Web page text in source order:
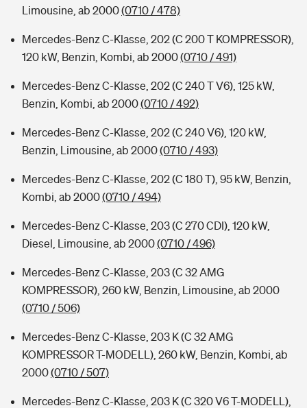
Limousine, ab 2000(0710 / 478)
Mercedes-Benz C-Klasse, 202 (C 200 T KOMPRESSOR),
120 kW, Benzin, Kombi, ab 2000(0710 / 491)
Mercedes-Benz C-Klasse, 202 (C 240 T V6), 125 kW,
Benzin, Kombi, ab 2000(0710 / 492)
Mercedes-Benz C-Klasse, 202 (C 240 V6), 120 kW,
Benzin, Limousine, ab 2000(0710 / 493)
Mercedes-Benz C-Klasse, 202 (C 180 T), 95 kW, Benzin,
Kombi, ab 2000(0710 / 494)
Mercedes-Benz C-Klasse, 203 (C 270 CDI), 120 kW,
Diesel, Limousine, ab 2000(0710 / 496)
Mercedes-Benz C-Klasse, 203 (C 32 AMG
KOMPRESSOR), 260 kW, Benzin, Limousine, ab 2000
(0710 / 506)
Mercedes-Benz C-Klasse, 203 K (C 32 AMG
KOMPRESSOR T-MODELL), 260 kW, Benzin, Kombi, ab
2000(0710 / 507)
Mercedes-Benz C-Klasse, 203 K (C 320 V6 T-MODELL),